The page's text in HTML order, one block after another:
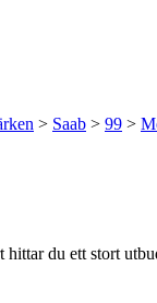
> Saab > 99 >
du ett stort